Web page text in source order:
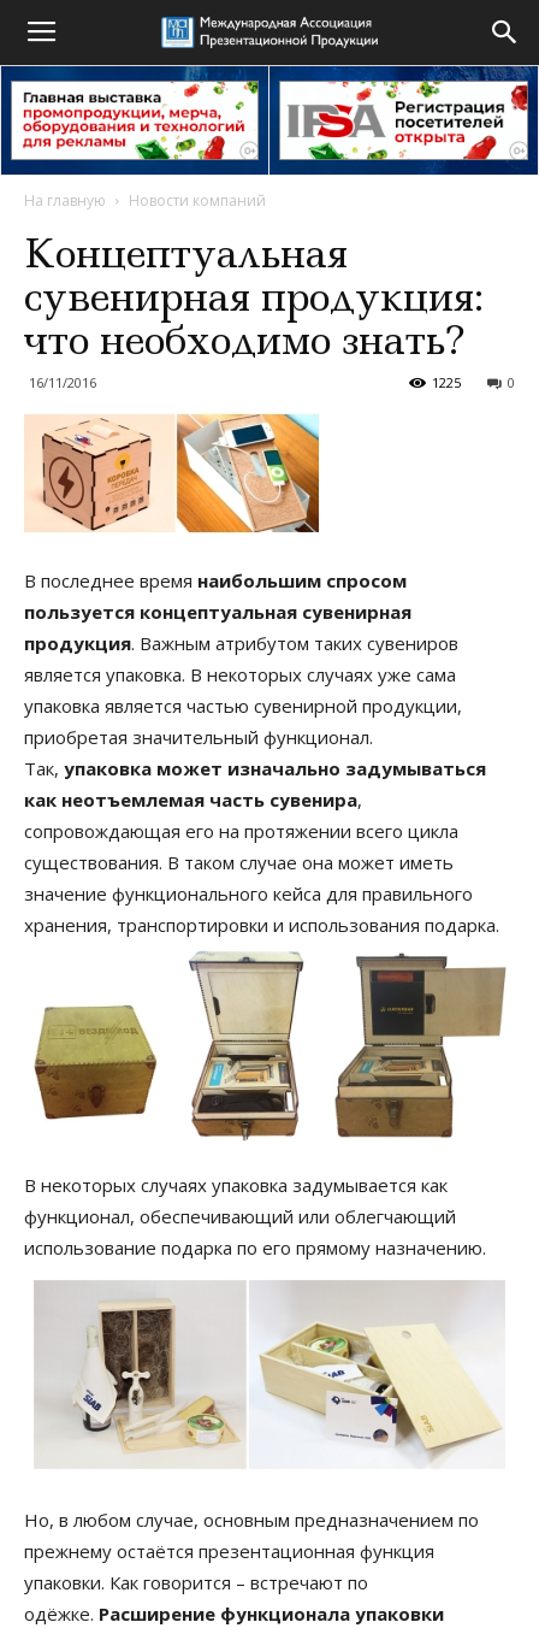
На главную Новости компаний
Концептуальная
сувенирная продукция:
что необходимо знать?
16/11/2016 0
1225
В последнее время наибольшим спросом
пользуется концептуальная сувенирная
продукция. Важным атрибутом таких сувениров
является упаковка. В некоторых случаях уже сама
упаковка является частью сувенирной продукции,
приобретая значительный функционал.
Так, упаковка может изначально задумываться
как неотъемлемая часть сувенира,
сопровождающая его на протяжении всего цикла
существования. В таком случае она может иметь
значение функционального кейса для правильного
хранения, транспортировки и использования подарка.
В некоторых случаях упаковка задумывается как
функционал, обеспечивающий или облегчающий
использование подарка по его прямому назначению.
Но, в любом случае, основным предназначением по
прежнему остаётся презентационная функция
упаковки. Как говорится – встречают по
одёжке. Расширение функционала упаковки